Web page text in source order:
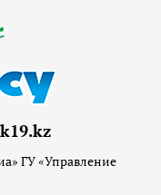
ГУ «Управление